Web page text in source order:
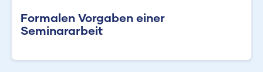
Formalen Vorgaben einer
Seminararbeit